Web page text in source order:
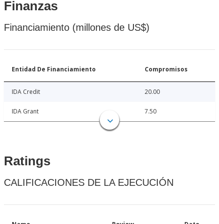
Finanzas
Financiamiento (millones de US$)
Entidad De Financiamiento Compromisos
IDA Credit 20.00
IDA Grant 7.50
Ratings
CALIFICACIONES DE LA EJECUCIÓN